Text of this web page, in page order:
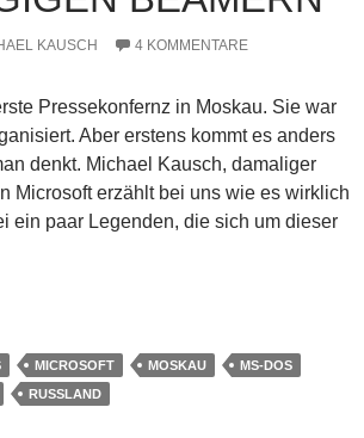
KAUSCH 4 KOMMENTARE
Pressekonfernz in Moskau. Sie war
Aber erstens kommt es anders
denkt. Michael Kausch, damaliger
Microsoft erzählt bei uns wie es wirklich
ein paar Legenden, die sich um dieser
– von Microsoft, dem KGB, einer
MICROSOFT MOSKAU
MS-DOS
RUSSLAND